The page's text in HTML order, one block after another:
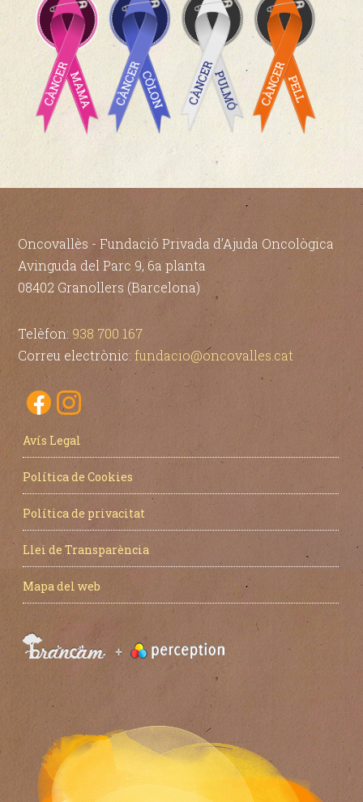
Oncovallès - Fundació Privada d’Ajuda Oncològica
Avinguda del Parc 9, 6a planta
08402 Granollers (Barcelona)
Telèfon: 938 700 167
Correu electrònic:fundacio@oncovalles.cat
Avís Legal
Política de Cookies
Política de privacitat
Llei de Transparència
Mapa del web